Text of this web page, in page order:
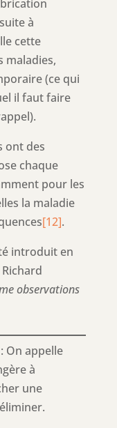
à
cette
maladies,
(ce qui
il faut faire
ont des
chaque
pour les
la maladie
[12].
introduit en
observations
On appelle
à
une